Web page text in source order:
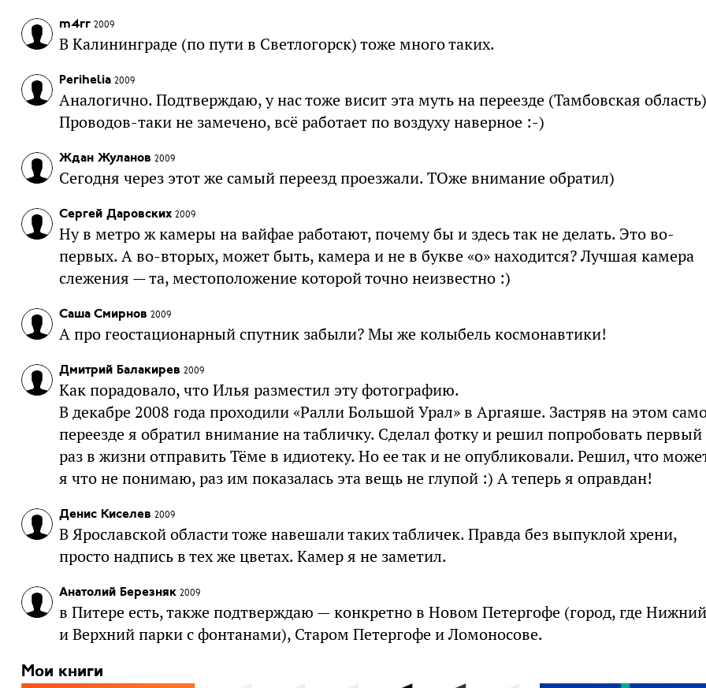
m4rr 2009
В Калининграде (по пути в Светлогорск) тоже много таких.
Perihelia 2009
Аналогично. Подтверждаю, у нас тоже висит эта муть на переезде (Тамбовская
Проводов-таки не замечено, всё работает по воздуху наверное :-)
Ждан Жуланов 2009
Сегодня через этот же самый переезд проезжали. ТОже внимание обратил)
Сергей Даровских 2009
Ну в метро ж камеры на вайфае работают, почему бы и здесь так не делать. Это во-
первых. А во-вторых, может быть, камера и не в букве «о» находится? Лучшая камера
слежения — та, местоположение которой точно неизвестно :)
Саша Смирнов 2009
А про геостационарный спутник забыли? Мы же колыбель космонавтики!
Дмитрий Балакирев 2009
Как порадовало, что Илья разместил эту фотографию.
В декабре 2008 года проходили «Ралли Большой Урал» в Аргаяше. Застряв на этом
переезде я обратил внимание на табличку. Сделал фотку и решил попробовать первый
раз в жизни отправить Тёме в идиотеку. Но ее так и не опубликовали. Решил, что
я что не понимаю, раз им показалась эта вещь не глупой :) А теперь я оправдан!
Денис Киселев 2009
В Ярославской области тоже навешали таких табличек. Правда без выпуклой хрени,
просто надпись в тех же цветах. Камер я не заметил.
Анатолий Березняк 2009
в Питере есть, также подтверждаю — конкретно в Новом Петергофе (город, где Нижний
и Верхний парки с фонтанами), Старом Петергофе и Ломоносове.
Мои книги